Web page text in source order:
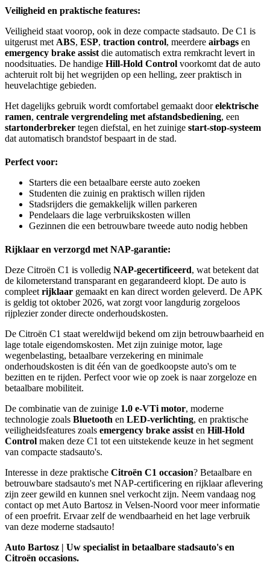
Veiligheid en praktische features:
Veiligheid staat voorop, ook in deze compacte stadsauto. De C1 is
uitgerust met ABS, ESP, traction control, meerdere airbags en
emergency brake assist die automatisch extra remkracht levert in
noodsituaties. De handige Hill-Hold Control voorkomt dat de auto
achteruit rolt bij het wegrijden op een helling, zeer praktisch in
heuvelachtige gebieden.
Het dagelijks gebruik wordt comfortabel gemaakt doorelektrische
ramen, centrale vergrendeling met afstandsbediening, een
startonderbreker tegen diefstal, en het zuinige start-stop-systeem
dat automatisch brandstof bespaart in de stad.
Perfect voor:
Starters die een betaalbare eerste auto zoeken
Studenten die zuinig en praktisch willen rijden
Stadsrijders die gemakkelijk willen parkeren
Pendelaars die lage verbruikskosten willen
Gezinnen die een betrouwbare tweede auto nodig hebben
Rijklaar en verzorgd met NAP-garantie:
Deze Citroën C1 is volledig NAP-gecertificeerd, wat betekent dat
de kilometerstand transparant en gegarandeerd klopt. De auto is
compleet rijklaar gemaakt en kan direct worden geleverd. De APK
is geldig tot oktober 2026, wat zorgt voor langdurig zorgeloos
rijplezier zonder directe onderhoudskosten.
De Citroën C1 staat wereldwijd bekend om zijn betrouwbaarheid en
lage totale eigendomskosten. Met zijn zuinige motor, lage
wegenbelasting, betaalbare verzekering en minimale
onderhoudskosten is dit één van de goedkoopste auto's om te
bezitten en te rijden. Perfect voor wie op zoek is naar zorgeloze en
betaalbare mobiliteit.
De combinatie van de zuinige 1.0 e-VTi motor, moderne
technologie zoals Bluetooth en LED-verlichting, en praktische
veiligheidsfeatures zoals emergency brake assist en Hill-Hold
Control maken deze C1 tot een uitstekende keuze in het segment
van compacte stadsauto's.
Interesse in deze praktische Citroën C1 occasion? Betaalbare en
betrouwbare stadsauto's met NAP-certificering en rijklaar aflevering
zijn zeer gewild en kunnen snel verkocht zijn. Neem vandaag nog
contact op met Auto Bartosz in Velsen-Noord voor meer informatie
of een proefrit. Ervaar zelf de wendbaarheid en het lage verbruik
van deze moderne stadsauto!
Auto Bartosz | Uw specialist in betaalbare stadsauto's en
Citroën occasions.